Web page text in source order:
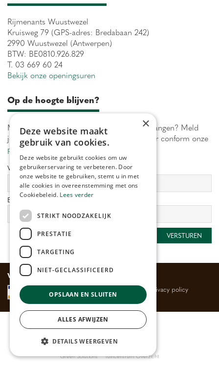
Rijmenants Wuustwezel
Kruisweg 79 (GPS-adres: Bredabaan 242)
2990 Wuustwezel (Antwerpen)
BTW: BE0810.926.829
T. 03 669 60 24
Bekijk onze openingsuren
Op de hoogte blijven?
Maximaal 1 keer per week onze acties ontvangen? Meld
je aan! Wij verwerken jouw gegevens secuur conform onze
privacy policy.
Voornaam: Achternaam:
E-mailadres:
Veilig betalen
Algemene voorwaarden Privacy policy
© Huis- en Tuincentrum
RijmenantsBloemenwinkel Buitenplanten Tuincentrum
Green Solutions|Tuincentrum Overzicht
×
Deze website maakt
gebruik van cookies.
Deze website gebruikt cookies om uw
gebruikerservaring te verbeteren. Door
onze website te gebruiken, stemt u in met
alle cookies in overeenstemming met ons
Cookiebeleid. Lees verder
STRIKT NOODZAKELIJK
PRESTATIE
TARGETING
NIET-GECLASSIFICEERD
OPSLAAN EN SLUITEN
ALLES AFWIJZEN
DETAILS WEERGEVEN